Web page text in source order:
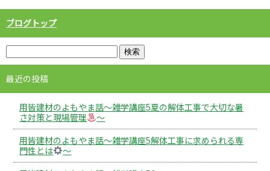
ブログトップ
最近の投稿
用皆建材のよもやま話～雑学講座5夏の解体工事で大切な暑
さ対策と現場管理
～
用皆建材のよもやま話～雑学講座5解体工事に求められる専
門性とは
～